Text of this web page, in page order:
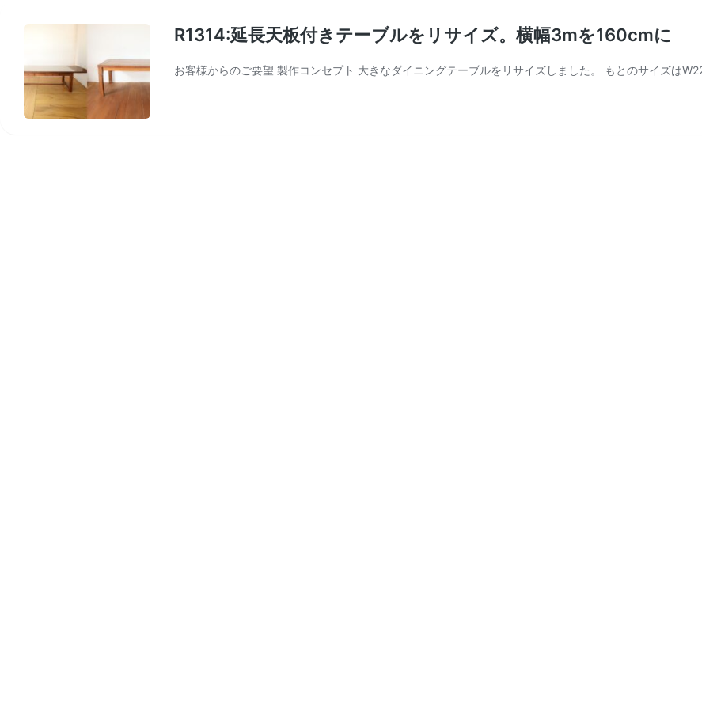
R1314:延長天板付きテーブルをリサイズ。横幅3mを160cmに
お客様からのご要望 製作コンセプト 大きなダイニングテーブルをリサイズしました。 もとのサイズは